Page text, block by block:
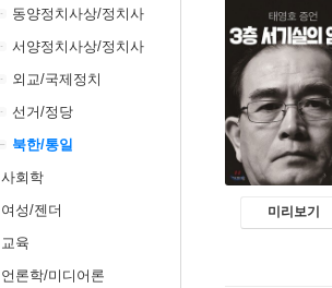
동양정치사상/정치사
서양정치사상/정치사
외교/국제정치
선거/정당
북한/통일
사회학
여성/젠더
교육
언론학/미디어론
미리보기